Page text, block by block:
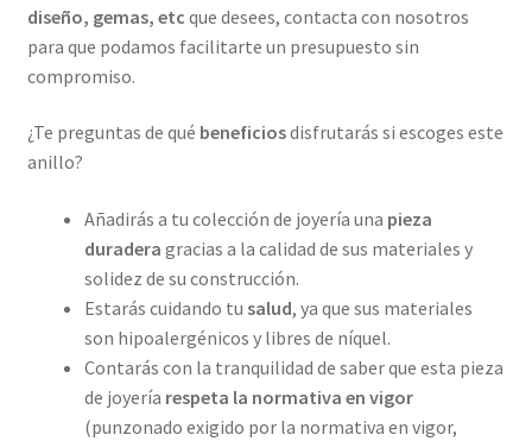
diseño, gemas, etc que desees, contacta con nosotros
para que podamos facilitarte un presupuesto sin
compromiso.
¿Te preguntas de qué beneficiosdisfrutarás si escoges este
anillo?
Añadirás a tu colección de joyería una pieza
duradera gracias a la calidad de sus materiales y
solidez de su construcción.
Estarás cuidando tu salud, ya que sus materiales
son hipoalergénicos y libres de níquel.
Contarás con la tranquilidad de saber que esta pieza
de joyería respeta la normativa en vigor
(punzonado exigido por la normativa en vigor,